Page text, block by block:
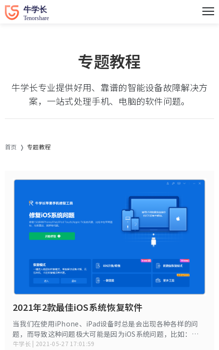
专题教程
牛学长专业提供好用、靠谱的智能设备故障解决方
案，一站式处理手机、电脑的软件问题。
首页 专题教程
2021年2款最佳iOS系统恢复软件
当我们在使用iPhone、iPad设备时总是会出现各种各样的问
题，而导致这种问题极大可能是因为iOS系统问题，比如：
iPhone突然无响应，卡在恢复模式，卡在Apple标志等，可能
牛学长 | 2021-05-27 17:01:59